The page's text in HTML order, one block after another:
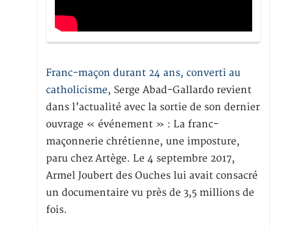
Franc-maçon durant 24 ans, converti au
catholicisme, Serge Abad-Gallardo revient
dans l’actualité avec la sortie de son dernier
ouvrage « événement » : La franc-
maçonnerie chrétienne, une imposture,
paru chez Artège. Le 4 septembre 2017,
Armel Joubert des Ouches lui avait consacré
un documentaire vu près de 3,5 millions de
fois.